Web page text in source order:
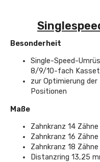
Besonderheit
Single-Speed-
8/9/10-fach
zur Optimierung
Positionen
Maße
Zahnkranz 14 Zähne
Zahnkranz 16 Zähne
Zahnkranz 18 Zähne
Distanzring 13,25